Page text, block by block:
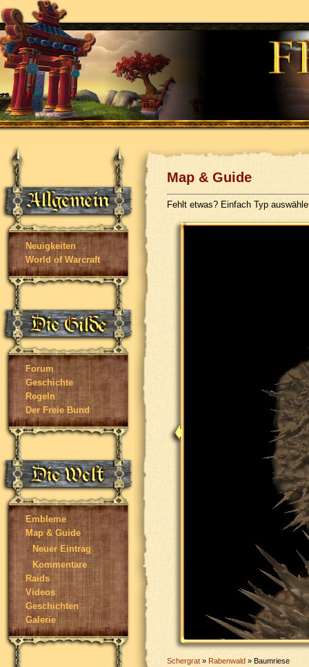
Neuigkeiten
World of Warcraft
Forum
Geschichte
Regeln
Der Freie Bund
Embleme
Map & Guide
Neuer Eintrag
Kommentare
Raids
Videos
Geschichten
Galerie
Map & Guide
Fehlt etwas? Einfach Typ
Schergrat » Rabenwald » Baumriese